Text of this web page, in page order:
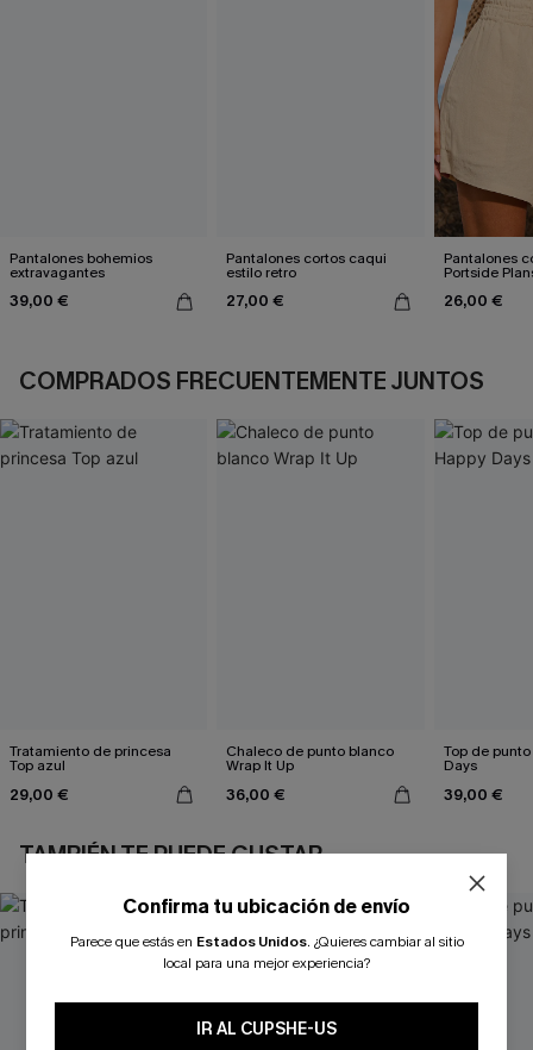
Pantalones bohemios
extravagantes
39,00 €
Pantalones cortos caqui
estilo retro
27,00 €
Pantalones
Portside
26,00 €
COMPRADOS FRECUENTEMENTE JUNTOS
Tratamiento de princesa
Top azul
29,00 €
Chaleco de punto blanco
Wrap It Up
36,00 €
Top de
Days
39,00 €
TAMBIÉN TE PUEDE GUSTAR
Confirma tu ubicación de envío
Parece que estás en Estados Unidos. ¿Quieres cambiar al sitio
local para una mejor experiencia?
IR AL CUPSHE-US